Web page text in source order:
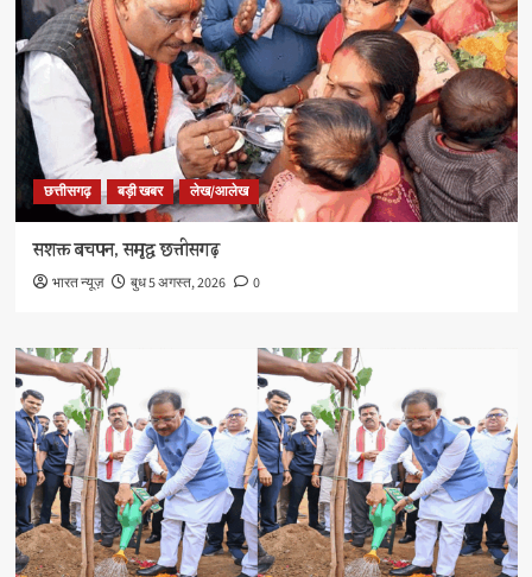
छत्तीसगढ़ बड़ी खबर लेख/आलेख
सशक्त बचपन, समृद्ध छत्तीसगढ़
भारत न्यूज़ बुध 5 अगस्त, 2026 0